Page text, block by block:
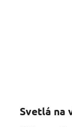
Svetlá na